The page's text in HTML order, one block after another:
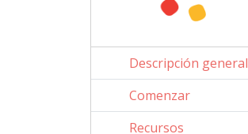
Descripción general
Comenzar
Recursos